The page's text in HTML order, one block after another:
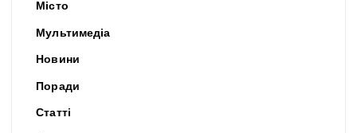
Місто
Мультимедіа
Новини
Поради
Статті